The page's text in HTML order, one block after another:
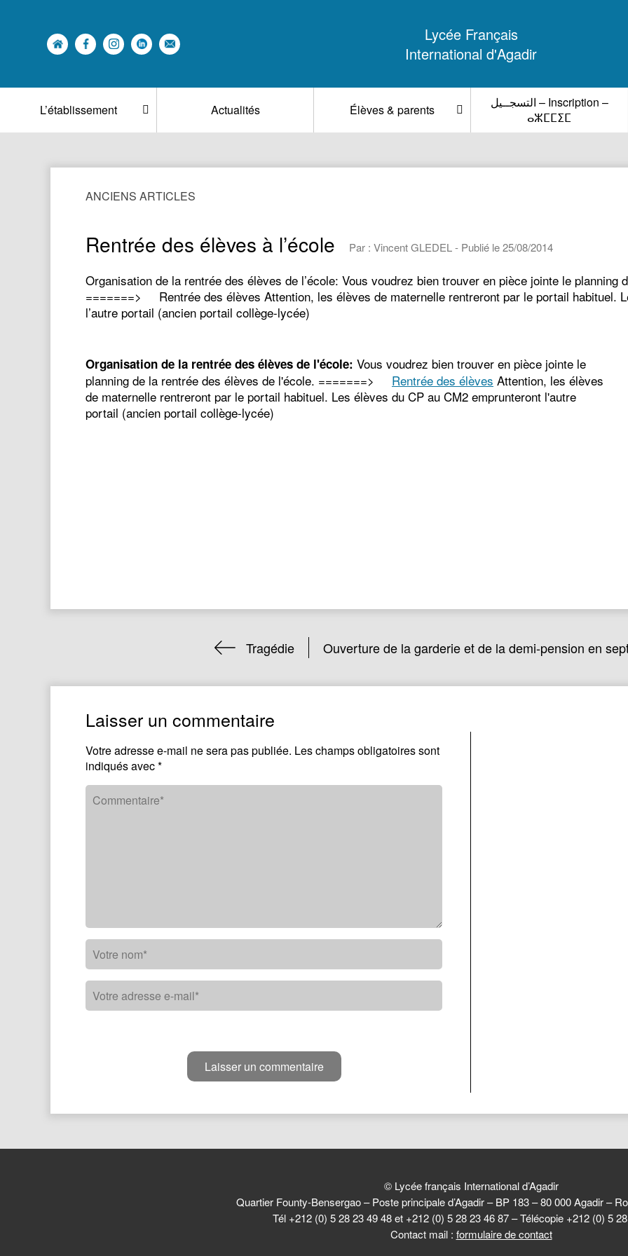
Lycée Français
International d'Agadir
L’établissement Actualités Élèves & parents
التسجــيل – Inscription –
ⴰⵣⵎⵎⵉⵎ
ANCIENS ARTICLES
Rentrée des élèves à l’école Par : Vincent GLEDEL - Publié le 25/08/2014
Organisation de la rentrée des élèves de l’école: Vous voudrez bien trouver en pièce jointe le planning
=======> Rentrée des élèves Attention, les élèves de maternelle rentreront par le portail habituel.
l’autre portail (ancien portail collège-lycée)
Organisation de la rentrée des élèves de l'école: Vous voudrez bien trouver en pièce jointe le
planning de la rentrée des élèves de l'école. =======> Rentrée des élèves Attention, les élèves
de maternelle rentreront par le portail habituel. Les élèves du CP au CM2 emprunteront l'autre
portail (ancien portail collège-lycée)
Tragédie Ouverture de la garderie et de la demi-pension en
Laisser un commentaire
Votre adresse e-mail ne sera pas publiée. Les champs obligatoires sont
indiqués avec*
© Lycée français International d’Agadir
Quartier Founty-Bensergao – Poste principale d’Agadir – BP 183 – 80 000 Agadir –
Tél +212 (0) 5 28 23 49 48 et +212 (0) 5 28 23 46 87 – Télécopie +212 (0) 5
Contact mail : formulaire de contact